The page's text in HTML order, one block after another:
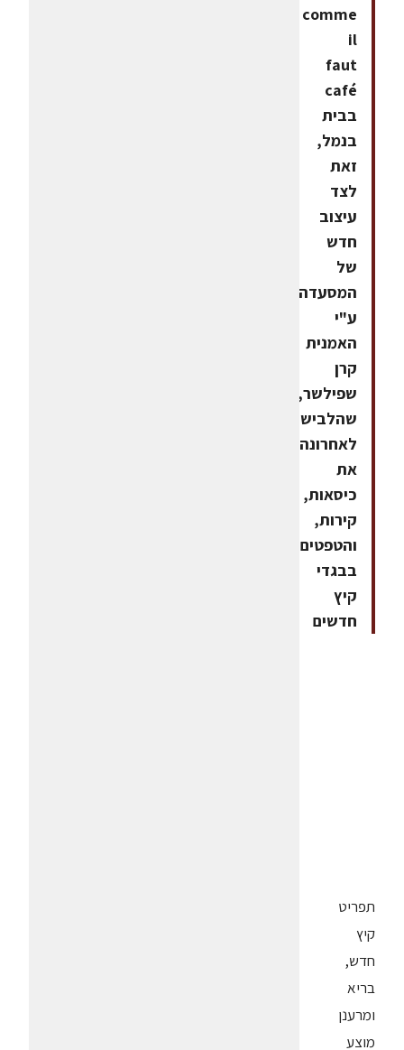
comme
il
faut
café
בבית
בנמל,
זאת
לצד
עיצוב
חדש
של
המסעדה
ע"י
האמנית
קרן
שפילשר,
שהלבישה
לאחרונה
את
כיסאות,
קירות,
והטפטים
בבגדי
קיץ
חדשים
תפריט
קיץ
חדש,
בריא
ומרענן
מוצע